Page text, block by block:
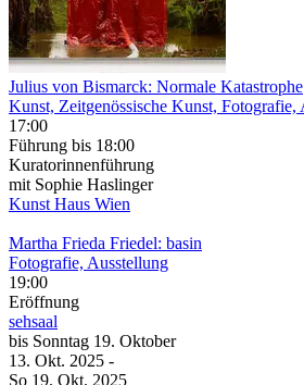
Julius von Bismarck: Normale Katastrophe
Kunst, Zeitgenössische Kunst, Fotografie,
17:00
Führung bis 18:00
Kuratorinnenführung
mit Sophie Haslinger
Kunst Haus Wien
Martha Frieda Friedel: basin
Fotografie, Ausstellung
19:00
Eröffnung
sehsaal
bis Sonntag 19. Oktober
13. Okt. 2025 -